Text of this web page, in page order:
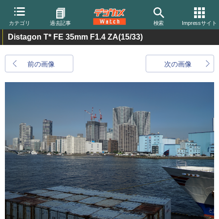
カテゴリ 過去記事 検索 Impressサイト
Distagon T* FE 35mm F1.4 ZA(15/33)
前の画像 次の画像